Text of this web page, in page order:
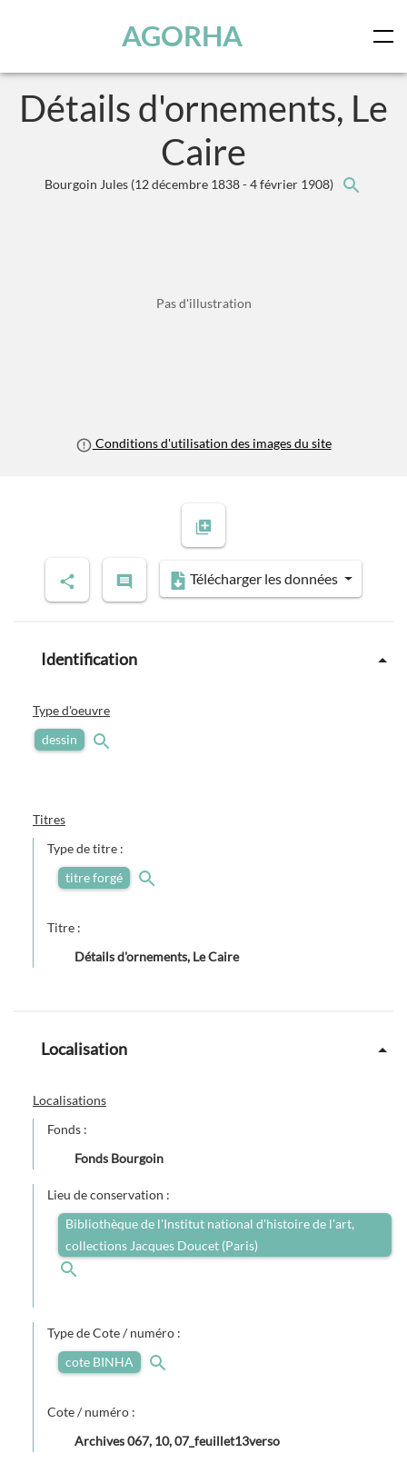
AGORHA
Détails d'ornements, Le
Caire
Bourgoin Jules (12 décembre 1838 - 4 février 1908)
Pas d'illustration
Conditions d'utilisation des images du site
Télécharger les données
Identification
Type d'oeuvre
dessin
Titres
Type de titre :
titre forgé
Titre :
Détails d'ornements, Le Caire
Localisation
Localisations
Fonds :
Fonds Bourgoin
Lieu de conservation :
Bibliothèque de l'Institut national d'histoire de l'art,
collections Jacques Doucet (Paris)
Type de Cote / numéro :
cote BINHA
Cote / numéro :
Archives 067, 10, 07_feuillet13verso